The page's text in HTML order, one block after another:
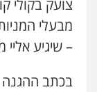
צועק בקולי
מבעלי
– שיגיע אליי
בכתב ההגנה